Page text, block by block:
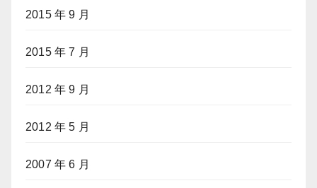
2015 年 9 月
2015 年 7 月
2012 年 9 月
2012 年 5 月
2007 年 6 月